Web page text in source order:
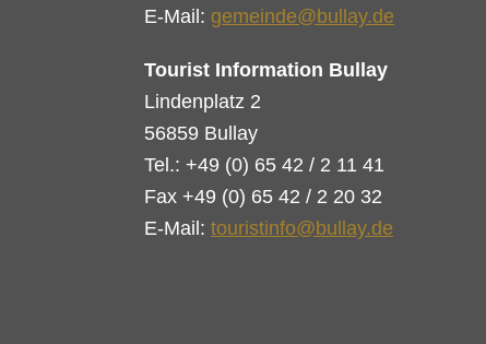
E-Mail: gemeinde@bullay.de
Tourist Information Bullay
Lindenplatz 2
56859 Bullay
Tel.: +49 (0) 65 42 / 2 11 41
Fax +49 (0) 65 42 / 2 20 32
E-Mail: touristinfo@bullay.de